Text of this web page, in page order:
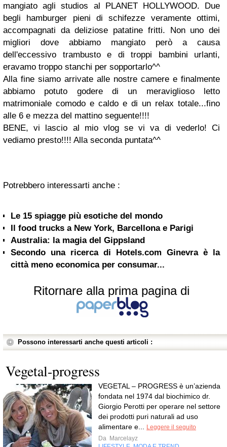
mangiato agli studios al PLANET HOLLYWOOD. Due
begli hamburger pieni di schifezze veramente ottimi,
accompagnati da deliziose patatine fritti. Non uno dei
migliori dove abbiamo mangiato però a causa
dell'eccessivo trambusto e di troppi bambini urlanti,
eravamo troppo stanchi per sopportarlo^^
Alla fine siamo arrivate alle nostre camere e finalmente
abbiamo potuto godere di un meraviglioso letto
matrimoniale comodo e caldo e di un relax totale...fino
alle 6 e mezza del mattino seguente!!!!
BENE, vi lascio al mio vlog se vi va di vederlo! Ci
vediamo presto!!!! Alla seconda puntata^^
Potrebbero interessarti anche :
Le 15 spiagge più esotiche del mondo
Il food trucks a New York, Barcellona e Parigi
Australia: la magia del Gippsland
Secondo una ricerca di Hotels.com Ginevra è la
città meno economica per consumar...
Ritornare alla prima pagina di
Possono interessarti anche questi articoli :
Vegetal-progress
VEGETAL – PROGRESS è un’azienda
fondata nel 1974 dal biochimico dr.
Giorgio Perotti per operare nel settore
dei prodotti puri naturali ad uso
alimentare e...
Leggere il seguito
Da Marcelayz